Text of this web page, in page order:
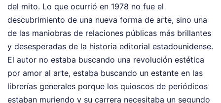
del mito. Lo que ocurrió en 1978 no fue el
descubrimiento de una nueva forma de arte, sino una
de las maniobras de relaciones públicas más brillantes
y desesperadas de la historia editorial estadounidense.
El autor no estaba buscando una revolución estética
por amor al arte, estaba buscando un estante en las
librerías generales porque los quioscos de periódicos
estaban muriendo y su carrera necesitaba un segundo